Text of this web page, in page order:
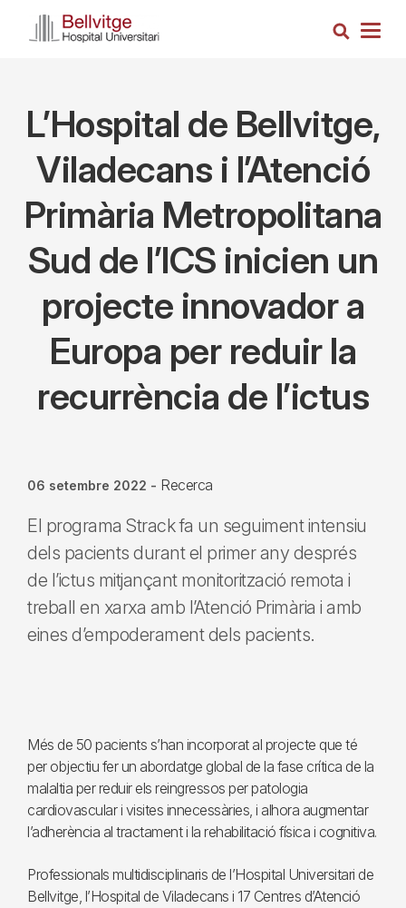
Cerca
L’Hospital de Bellvitge,
Viladecans i l’Atenció
Primària Metropolitana
Sud de l’ICS inicien un
projecte innovador a
Europa per reduir la
recurrència de l’ictus
06 setembre 2022 - Recerca
El programa Strack fa un seguiment intensiu
dels pacients durant el primer any després
de l’ictus mitjançant monitorització remota i
treball en xarxa amb l’Atenció Primària i amb
eines d’empoderament dels pacients.
Més de 50 pacients s’han incorporat al projecte que té
per objectiu fer un abordatge global de la fase crítica de la
malaltia per reduir els reingressos per patologia
cardiovascular i visites innecessàries, i alhora augmentar
l’adherència al tractament i la rehabilitació física i cognitiva.
Professionals multidisciplinaris de l’Hospital Universitari de
Bellvitge, l’Hospital de Viladecans i 17 Centres d’Atenció